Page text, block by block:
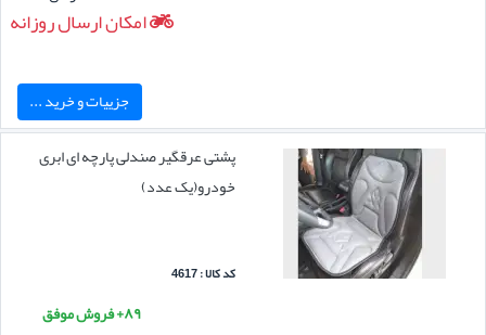
امکان ارسال روزانه
جزییات و خرید ...
پشتی عرقگیر صندلی پارچه ای ابری
خودرو(یک عدد)
کد کالا : 4617
۸۹+ فروش موفق